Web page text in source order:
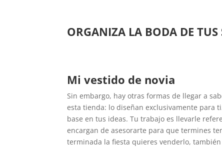
ORGANIZA LA BODA DE TUS
Mi vestido de novia
Sin embargo, hay otras formas de llegar a
esta tienda: lo diseñan exclusivamente para
base en tus ideas. Tu trabajo es llevarle
encargan de asesorarte para que termines
terminada la fiesta quieres venderlo,